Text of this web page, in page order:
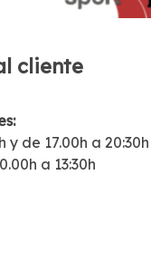
cliente
y de 17.00h a 20:30h
a 13:30h